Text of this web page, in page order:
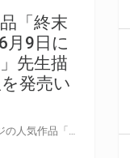
「終末
月9日に
先生描
発売い